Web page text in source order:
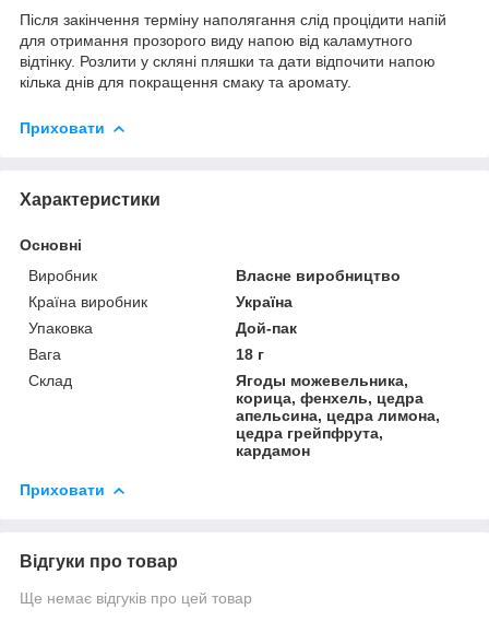
Після закінчення терміну наполягання слід процідити напій
для отримання прозорого виду напою від каламутного
відтінку. Розлити у скляні пляшки та дати відпочити напою
кілька днів для покращення смаку та аромату.
Приховати
Характеристики
Основні
Виробник
Власне виробництво
Країна виробник
Україна
Упаковка
Дой-пак
Вага
18 г
Склад
Ягоды можевельника,
корица, фенхель, цедра
апельсина, цедра лимона,
цедра грейпфрута,
кардамон
Приховати
Відгуки про товар
Ще немає відгуків про цей товар